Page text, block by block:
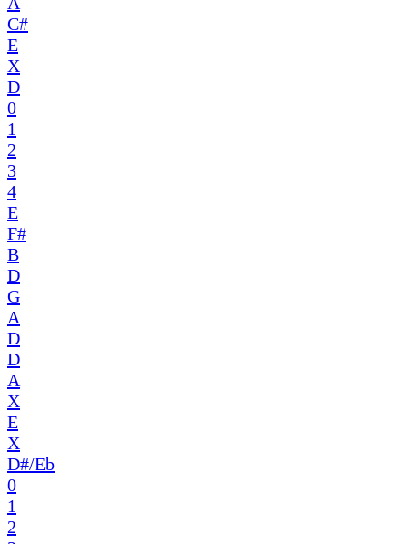
C#
E
X
D
0
1
2
3
4
E
F#
B
D
G
A
D
D
A
X
E
X
D#/Eb
0
1
2